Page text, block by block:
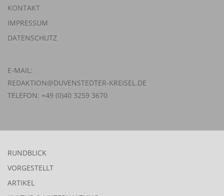
KONTAKT
IMPRESSUM
DATENSCHUTZ
E-MAIL:
REDAKTION@DUVENSTEDTER-KREISEL.DE
TELEFON: +49 (0)40 3259 3670
RUNDBLICK
VORGESTELLT
ARTIKEL